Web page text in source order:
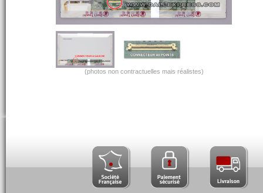
(photos non contractuelles mais réalistes)